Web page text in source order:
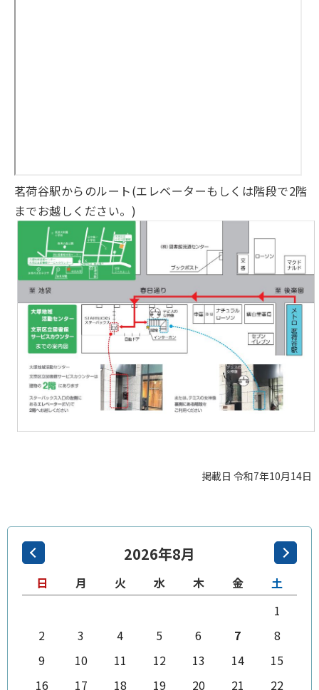
茗荷谷駅からのルート(エレベーターもしくは階段で2階
までお越しください。)
掲載日 令和7年10月14日
2026年8月
日 月 火 水 木 金
土
1
2
3 4 5 6 7
8
9
10 11 12 13 14
15
16
17 18 19 20 21
22